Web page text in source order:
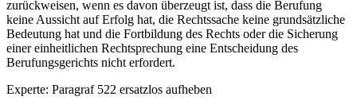
zurückweisen, wenn es davon überzeugt ist, dass die Berufung
keine Aussicht auf Erfolg hat, die Rechtssache keine grundsätzliche
Bedeutung hat und die Fortbildung des Rechts oder die Sicherung
einer einheitlichen Rechtsprechung eine Entscheidung des
Berufungsgerichts nicht erfordert.
Experte: Paragraf 522 ersatzlos aufheben